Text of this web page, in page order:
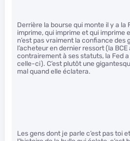
Derrière la bourse qui monte il y a la
imprime, qui imprime et qui imprime
n’est pas vraiment la confiance des
l’acheteur en dernier ressort (la BCE
contrairement à ses statuts, la Fed
celle-ci). C’est plutôt une
mal quand elle éclatera.
Les gens dont je parle c’est pas toi